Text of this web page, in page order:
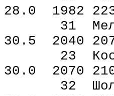
28.0 1982
31
30.5 2040
23
30.0 2070
32